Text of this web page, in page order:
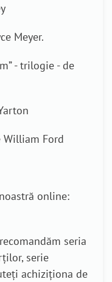
Meyer.
- trilogie - de
William Ford
online:
seria
serie
achiziționa de